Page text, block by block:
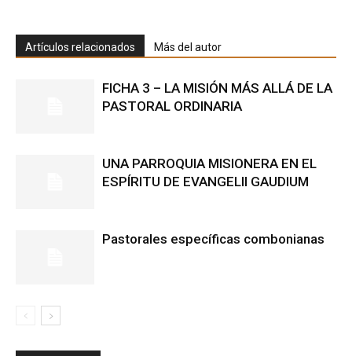
Artículos relacionados Más del autor
FICHA 3 – LA MISIÓN MÁS ALLÁ DE LA
PASTORAL ORDINARIA
UNA PARROQUIA MISIONERA EN EL
ESPÍRITU DE EVANGELII GAUDIUM
Pastorales específicas combonianas